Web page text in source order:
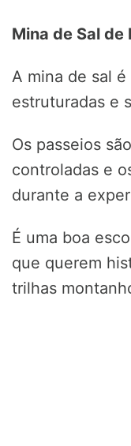
Mina de Sal
A mina de sal
estruturadas e
Os passeios
controladas e
durante a
É uma boa
que querem
trilhas